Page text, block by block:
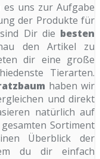
es uns zur Aufgabe
der Produkte für
Dir die besten
den Artikel zu
dir eine große
Tierarten.
haben wir
und direkt
natürlich auf
Sortiment
Überblick der
du dir einfach